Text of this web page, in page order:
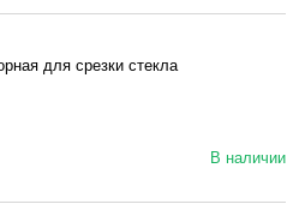
для срезки стекла
В наличии